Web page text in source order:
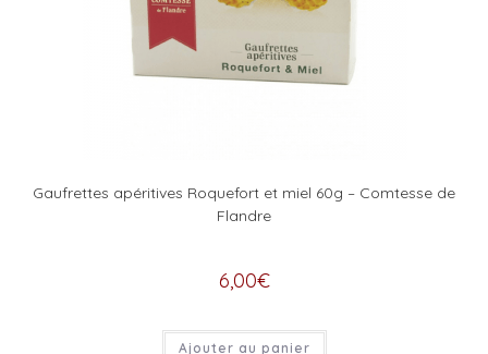
Gaufrettes apéritives Roquefort et miel 60g – Comtesse de
Flandre
6,00€
Ajouter au panier